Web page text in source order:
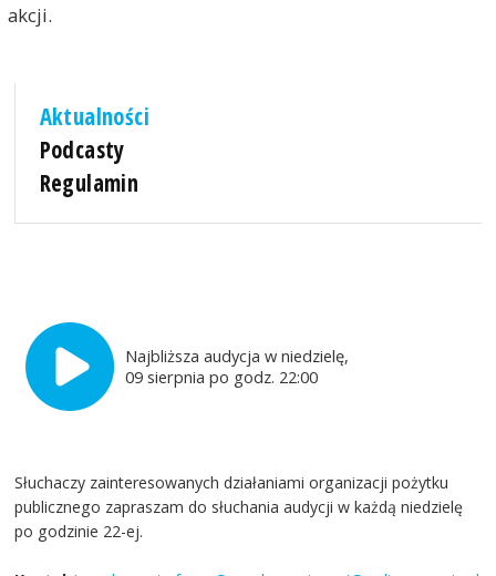
akcji.
Aktualności
Podcasty
Regulamin
Najbliższa audycja w niedzielę,
09 sierpnia po godz. 22:00
Słuchaczy zainteresowanych działaniami organizacji pożytku
publicznego zapraszam do słuchania audycji w każdą niedzielę
po godzinie 22-ej.